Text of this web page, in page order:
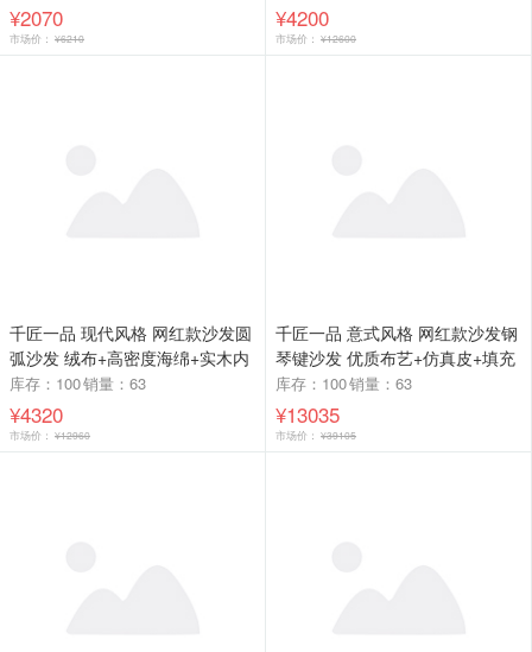
¥2070
市场价： ¥6210
¥4200
市场价： ¥12600
千匠一品 现代风格 网红款沙发圆
弧沙发 绒布+高密度海绵+实木内
框架 简约时尚沙发SF-056-L
库存：100销量：63
¥4320
市场价： ¥12960
千匠一品 意式风格 网红款沙发钢
琴键沙发 优质布艺+仿真皮+填充
高密度海绵 沙发KN-22-G
库存：100销量：63
¥13035
市场价： ¥39105